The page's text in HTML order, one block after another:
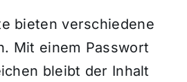
bieten verschiedene
Mit einem Passwort
bleibt der Inhalt